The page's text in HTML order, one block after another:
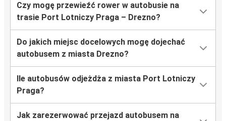
Czy mogę przewieźć rower w autobusie na
trasie Port Lotniczy Praga – Drezno?
Do jakich miejsc docelowych mogę dojechać
autobusem z miasta Drezno?
Ile autobusów odjeżdża z miasta Port Lotniczy
Praga?
Jak zarezerwować przejazd autobusem na